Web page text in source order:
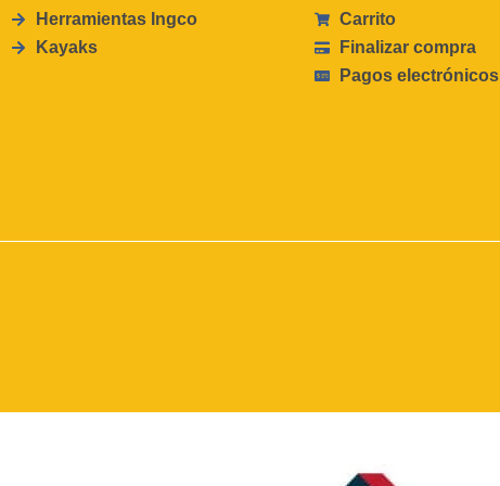
Herramientas Ingco
Kayaks
Carrito
Finalizar compra
Pagos electrónicos